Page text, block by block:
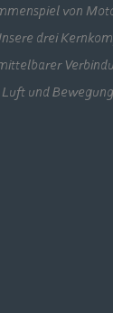
von
drei
und